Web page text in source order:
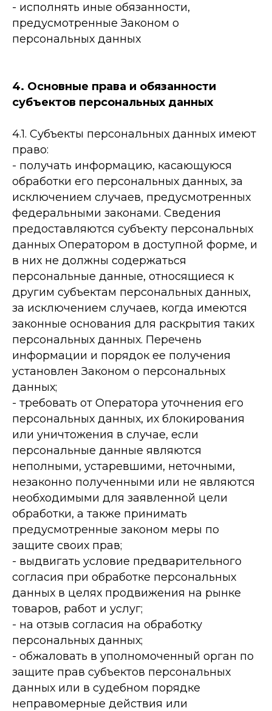
- исполнять иные обязанности,
предусмотренные Законом о
персональных данных
4. Основные права и обязанности
субъектов персональных данных
4.1. Субъекты персональных данных имеют
право:
- получать информацию, касающуюся
обработки его персональных данных, за
исключением случаев, предусмотренных
федеральными законами. Сведения
предоставляются субъекту персональных
данных Оператором в доступной форме, и
в них не должны содержаться
персональные данные, относящиеся к
другим субъектам персональных данных,
за исключением случаев, когда имеются
законные основания для раскрытия таких
персональных данных. Перечень
информации и порядок ее получения
установлен Законом о персональных
данных;
- требовать от Оператора уточнения его
персональных данных, их блокирования
или уничтожения в случае, если
персональные данные являются
неполными, устаревшими, неточными,
незаконно полученными или не являются
необходимыми для заявленной цели
обработки, а также принимать
предусмотренные законом меры по
защите своих прав;
- выдвигать условие предварительного
согласия при обработке персональных
данных в целях продвижения на рынке
товаров, работ и услуг;
- на отзыв согласия на обработку
персональных данных;
- обжаловать в уполномоченный орган по
защите прав субъектов персональных
данных или в судебном порядке
неправомерные действия или